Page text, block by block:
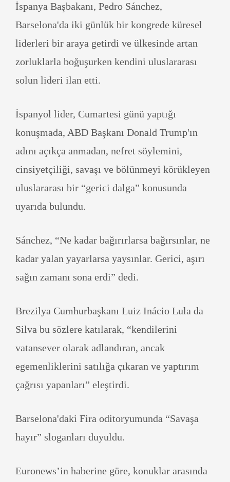
İspanya Başbakanı, Pedro Sánchez,
Barselona'da iki günlük bir kongrede küresel
liderleri bir araya getirdi ve ülkesinde artan
zorluklarla boğuşurken kendini uluslararası
solun lideri ilan etti.
İspanyol lider, Cumartesi günü yaptığı
konuşmada, ABD Başkanı Donald Trump'ın
adını açıkça anmadan, nefret söylemini,
cinsiyetçiliği, savaşı ve bölünmeyi körükleyen
uluslararası bir “gerici dalga” konusunda
uyarıda bulundu.
Sánchez, “Ne kadar bağırırlarsa bağırsınlar, ne
kadar yalan yayarlarsa yaysınlar. Gerici, aşırı
sağın zamanı sona erdi” dedi.
Brezilya Cumhurbaşkanı Luiz Inácio Lula da
Silva bu sözlere katılarak, “kendilerini
vatansever olarak adlandıran, ancak
egemenliklerini satılığa çıkaran ve yaptırım
çağrısı yapanları” eleştirdi.
Barselona'daki Fira oditoryumunda “Savaşa
hayır” sloganları duyuldu.
Euronews’in haberine göre, konuklar arasında